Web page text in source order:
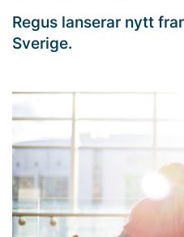
Regus lanserar nytt
Sverige.